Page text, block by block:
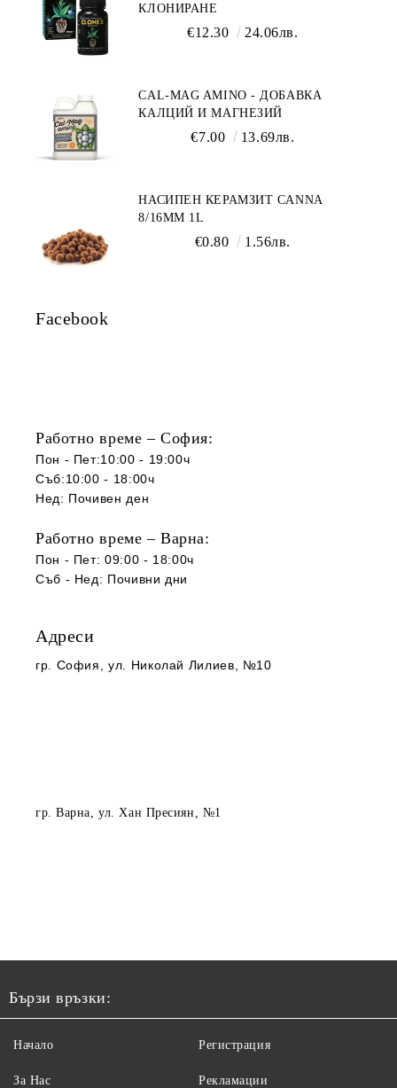
КЛОНИРАНЕ
€12.30 24.06лв.
CAL-MAG AMINO - ДОБАВКА
КАЛЦИЙ И МАГНЕЗИЙ
€7.00 13.69лв.
НАСИПЕН КЕРАМЗИТ CANNA
8/16ММ 1L
€0.80 1.56лв.
Facebook
Работно време – София:
Пон - Пет:10:00 - 19:00ч
Съб:10:00 - 18:00ч
Нед: Почивен ден
Работно време – Варна:
Пон - Пет: 09:00 - 18:00ч
Съб - Нед: Почивни дни
Адреси
гр. София , ул. Николай Лилиев, №10
гр. Варна, ул. Хан Пресиян, №1
Бързи връзки:
Начало
За Нас
Регистрация
Рекламации